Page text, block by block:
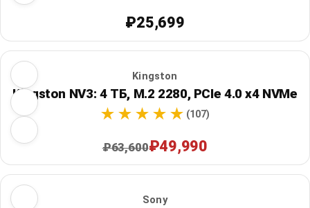
₽25,699
Kingston
Kingston NV3: 4 ТБ, M.2 2280, PCIe 4.0 x4 NVMe
(107)
₽63,600₽49,990
Sony